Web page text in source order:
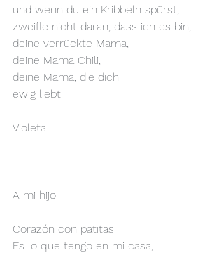
und wenn du ein Kribbeln spürst,
zweifle nicht daran, dass ich es bin,
deine verrückte Mama,
deine Mama Chili,
deine Mama, die dich
ewig liebt.
Violeta
A mi hijo
Corazón con patitas
Es lo que tengo en mi casa,